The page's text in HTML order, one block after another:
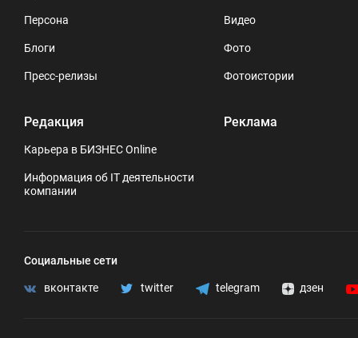
Персона
Блоги
Пресс-релизы
Редакция
Карьера в БИЗНЕС Online
Информация об IT деятельности
компании
Видео
Фото
Фотоистории
Реклама
Социальные сети
вконтакте twitter telegram дзен